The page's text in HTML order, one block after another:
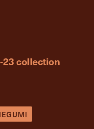
23 collection